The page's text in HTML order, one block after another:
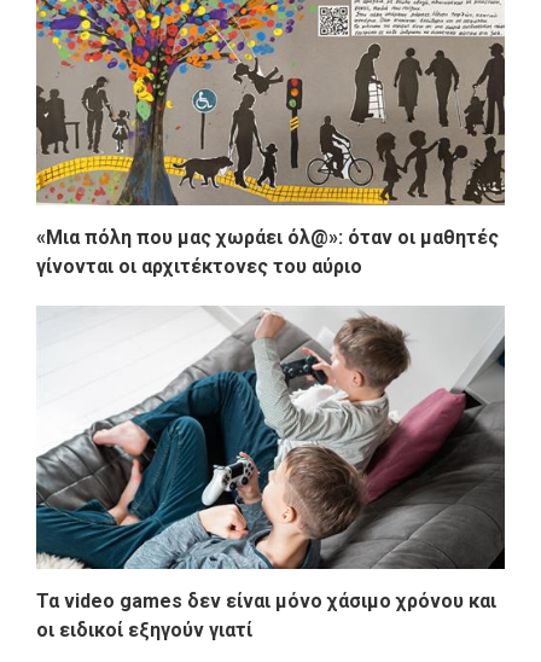
«Μια πόλη που μας χωράει όλ@»: όταν οι μαθητές
γίνονται οι αρχιτέκτονες του αύριο
Τα video games δεν είναι μόνο χάσιμο χρόνου και
οι ειδικοί εξηγούν γιατί